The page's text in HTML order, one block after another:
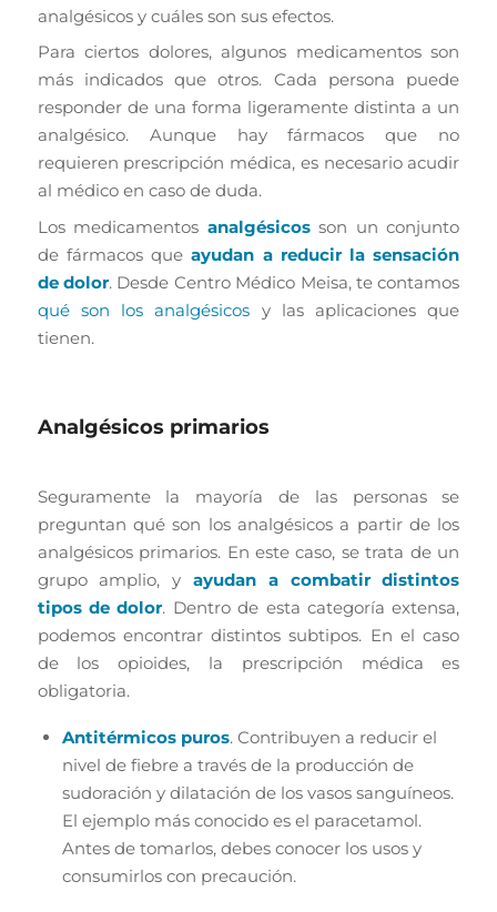
analgésicos y cuáles son sus efectos.
Para ciertos dolores, algunos medicamentos son
más indicados que otros. Cada persona puede
responder de una forma ligeramente distinta a un
analgésico. Aunque hay fármacos que no
requieren prescripción médica, es necesario acudir
al médico en caso de duda.
Los medicamentos analgésicosson un conjunto
de fármacos queayudan a reducir la sensación
de dolor. Desde Centro Médico Meisa, te contamos
qué son los analgésicos y las aplicaciones que
tienen.
Analgésicos primarios
Seguramente la mayoría de las personas se
preguntan qué son los analgésicos a partir de los
analgésicos primarios. En este caso, se trata de un
grupo amplio, y ayudan a combatir distintos
tipos de dolor. Dentro de esta categoría extensa,
podemos encontrar distintos subtipos. En el caso
de los opioides, la prescripción médica es
obligatoria.
Antitérmicos puros. Contribuyen a reducir el
nivel de fiebre a través de la producción de
sudoración y dilatación de los vasos sanguíneos.
El ejemplo más conocido es el paracetamol.
Antes de tomarlos, debes conocer los usos y
consumirlos con precaución.